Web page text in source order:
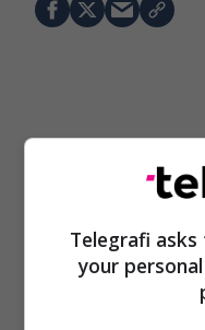
Telegrafi
your